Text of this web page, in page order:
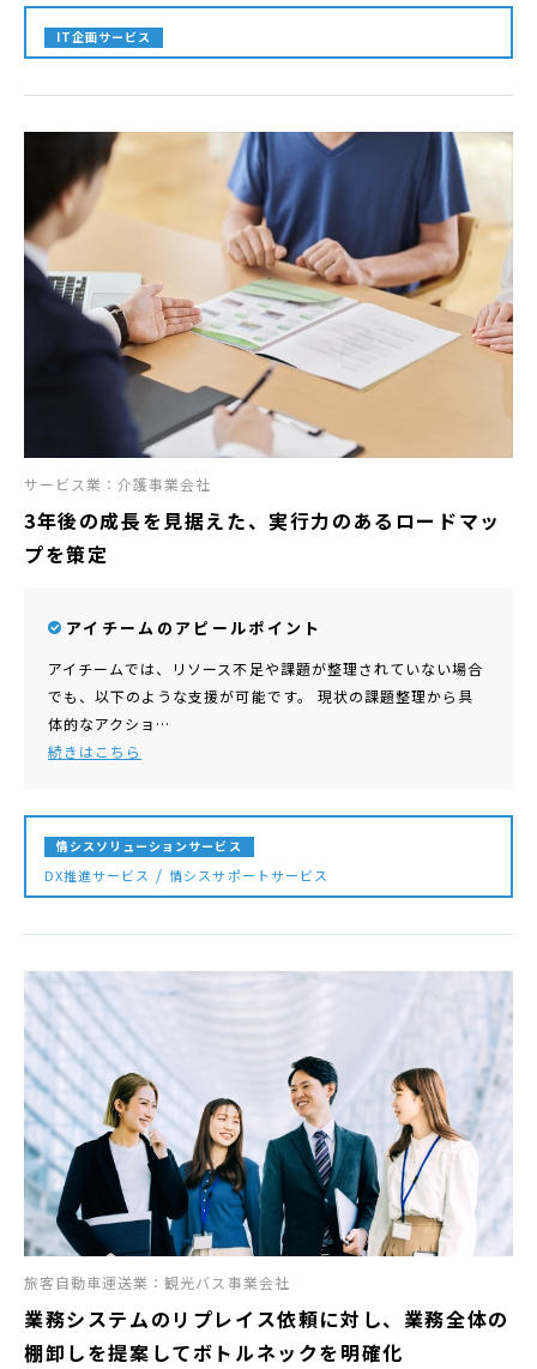
IT企画サービス
サービス業：介護事業会社
3年後の成長を見据えた、実行力のあるロードマッ
プを策定
アイチームのアピールポイント
アイチームでは、リソース不足や課題が整理されていない場合
でも、以下のような支援が可能です。 現状の課題整理から具
体的なアクショ…
続きはこちら
情シスソリューションサービス
DX推進サービス 情シスサポートサービス
旅客自動車運送業：観光バス事業会社
業務システムのリプレイス依頼に対し、業務全体の
棚卸しを提案してボトルネックを明確化